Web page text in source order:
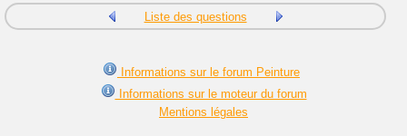
Liste des questions
Informations sur le forum Peinture
Informations sur le moteur du forum
Mentions légales